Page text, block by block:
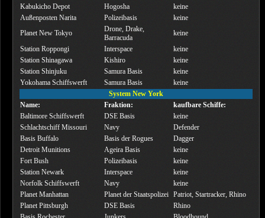
Kabukicho Depot
Hogosha
keine
Außenposten Narita
Polizeibasis
keine
Planet New Tokyo
Drone, Drake,
Barracuda
keine
Station Roppongi
Interspace
keine
Station Shinagawa
Kishiro
keine
Station Shinjuku
Samura Basis
keine
Yokohama Schiffswerft
Samura Basis
keine
System New York
Name:
Fraktion:
kaufbare Schiffe:
Baltimore Schiffswerft
DSE Basis
keine
Schlachtschiff Missouri
Navy
Defender
Basis Buffalo
Basis der Rogues
Dagger
Detroit Munitions
Ageira Basis
keine
Fort Bush
Polizeibasis
keine
Station Newark
Interspace
keine
Norfolk Schiffswerft
Navy
keine
Planet Manhattan
Planet der Staatspolizei Patriot, Startracker, Rhino
Planet Pittsburgh
DSE Basis
Rhino